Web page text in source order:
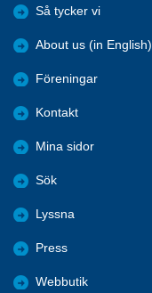
Så tycker vi
About us (in English)
Föreningar
Kontakt
Mina sidor
Sök
Lyssna
Press
Webbutik